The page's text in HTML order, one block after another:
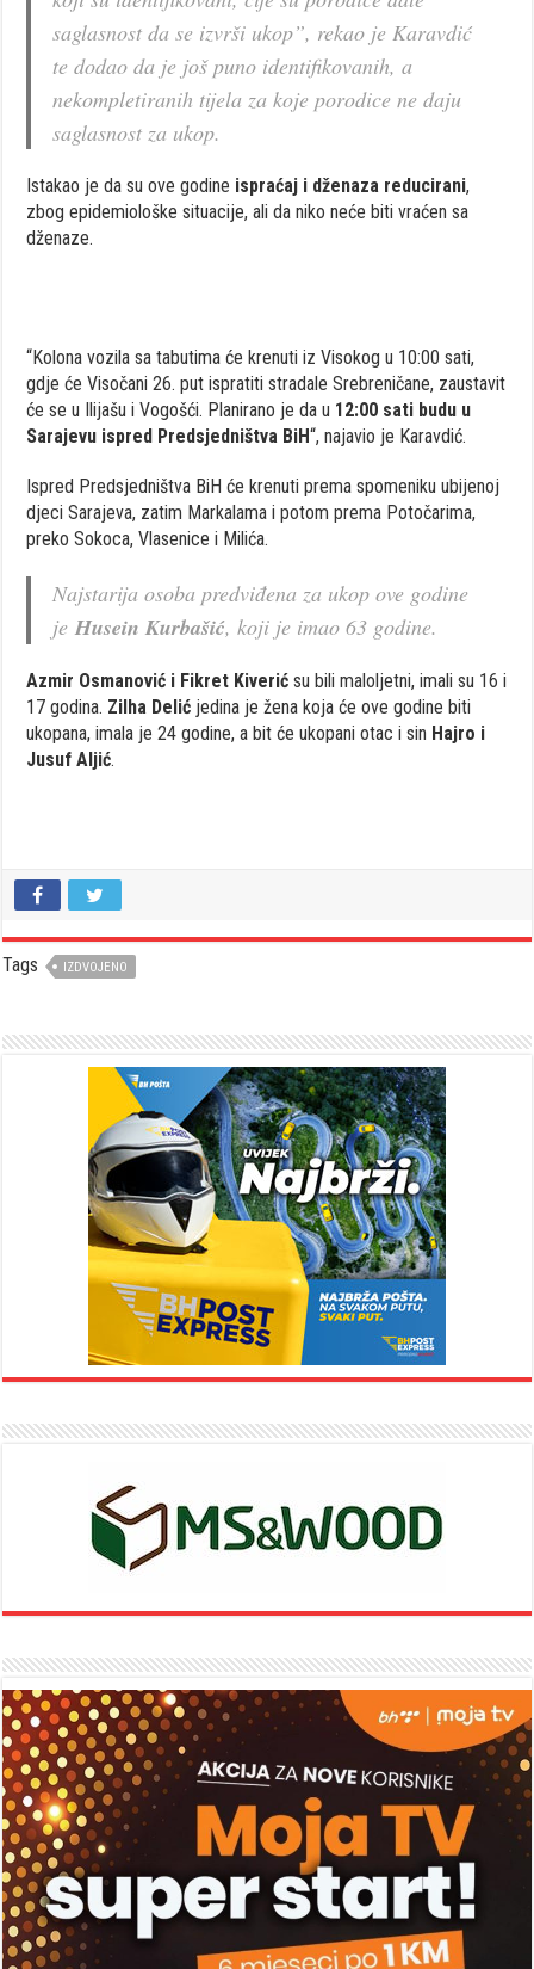
saglasnost da se izvrši ukop”, rekao je Karavdić
te dodao da je još puno identifikovanih, a
nekompletiranih tijela za koje porodice ne daju
saglasnost za ukop.
Istakao je da su ove godine ispraćaj i dženaza reducirani,
zbog epidemiološke situacije, ali da niko neće biti vraćen sa
dženaze.
“Kolona vozila sa tabutima će krenuti iz Visokog u 10:00 sati,
gdje će Visočani 26. put ispratiti stradale Srebreničane, zaustavit
će se u Ilijašu i Vogošći. Planirano je da u 12:00 sati budu u
Sarajevu ispred Predsjedništva BiH“, najavio je Karavdić.
Ispred Predsjedništva BiH će krenuti prema spomeniku ubijenoj
djeci Sarajeva, zatim Markalama i potom prema Potočarima,
preko Sokoca, Vlasenice i Milića.
Najstarija osoba predviđena za ukop ove godine
je Husein Kurbašić, koji je imao 63 godine.
Azmir Osmanović i Fikret Kiverić su bili maloljetni, imali su 16 i
17 godina. Zilha Delić jedina je žena koja će ove godine biti
ukopana, imala je 24 godine, a bit će ukopani otac i sin Hajro i
Jusuf Aljić.
Tags IZDVOJENO